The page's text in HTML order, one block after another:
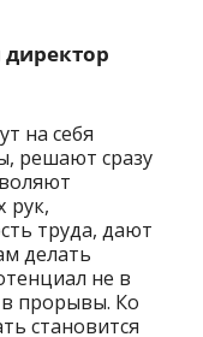
на себя
решают сразу
рук,
труда, дают
делать
не в
прорывы. Ко
становится